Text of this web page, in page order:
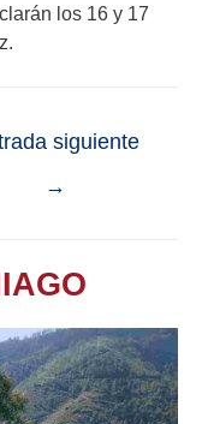
los 16 y 17
siguiente
→